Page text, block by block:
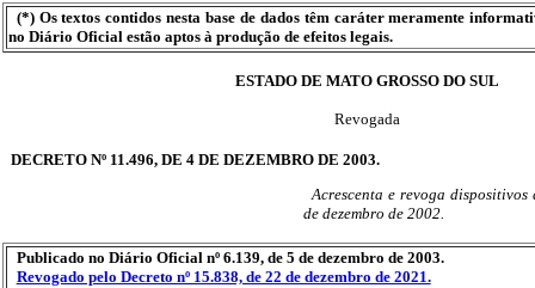
(*) Os textos contidos nesta base de dados têm caráter meramente
no Diário Oficial estão aptos à produção de efeitos legais.
ESTADO DE MATO GROSSO DO SUL
Revogada
DECRETO Nº 11.496, DE 4 DE DEZEMBRO DE 2003.
Acrescenta e revoga dispositivos
de dezembro de 2002.
Publicado no Diário Oficial nº 6.139, de 5 de dezembro de 2003.
Revogado pelo Decreto nº 15.838, de 22 de dezembro de 2021.